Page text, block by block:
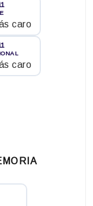
caro
caro